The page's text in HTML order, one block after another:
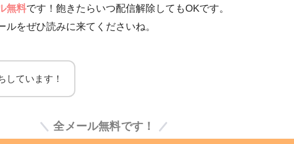
無料です！飽きたらいつ配信解除してもOKです。
ルをぜひ読みに来てくださいね。
しています！
全メール無料です！